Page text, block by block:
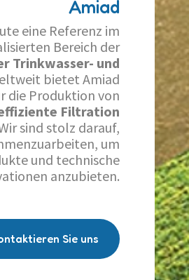
Amiad
eine Referenz im
Bereich der
Trinkwasser- und
bietet Amiad
die Produktion von
Filtration
sind stolz darauf,
um
und technische
anzubieten.
Sie uns